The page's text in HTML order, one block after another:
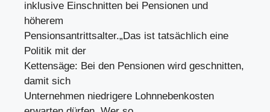
inklusive Einschnitten bei Pensionen und
höherem
Pensionsantrittsalter.„Das ist tatsächlich eine
Politik mit der
Kettensäge: Bei den Pensionen wird geschnitten,
damit sich
Unternehmen niedrigere Lohnnebenkosten